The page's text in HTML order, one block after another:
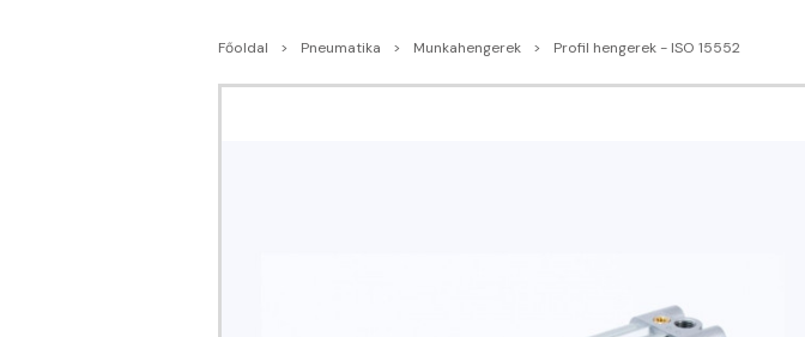
Főoldal Pneumatika Munkahengerek Profil hengerek - ISO 15552